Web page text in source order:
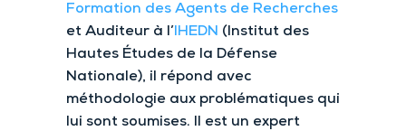
Formation des Agents de Recherches
et Auditeur à l’ IHEDN (Institut des
Hautes Études de la Défense
Nationale), il répond avec
méthodologie aux problématiques qui
lui sont soumises. Il est un expert